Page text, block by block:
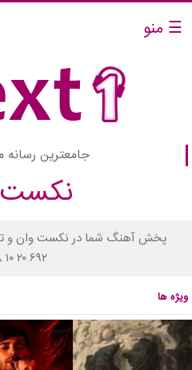
☰ منو
جامعترین رسانه
پخش آهنگ شما در نکست وان و
۰۹۳۸ ۱۰
ویژه ها